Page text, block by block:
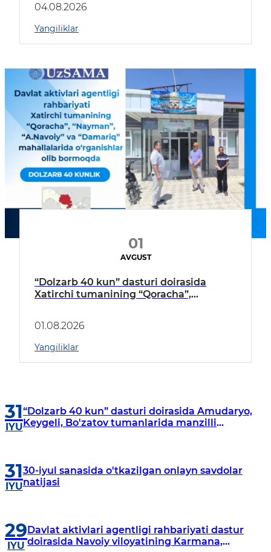
04.08.2026
Yangiliklar
01
AVGUST
“Dolzarb 40 kun” dasturi doirasida
Xatirchi tumanining “Qoracha”,
borildi
01.08.2026
Yangiliklar
31
IYU
“Dolzarb 40 kun” dasturi doirasida Amudaryo,
Keygeli, Bo'zatov tumanlarida manzilli
31
IYU
30-iyul sanasida o'tkazilgan onlayn savdolar
natijasi
29
IYU
Davlat aktivlari agentligi rahbariyati dastur
doirasida Navoiy viloyatining Karmana,